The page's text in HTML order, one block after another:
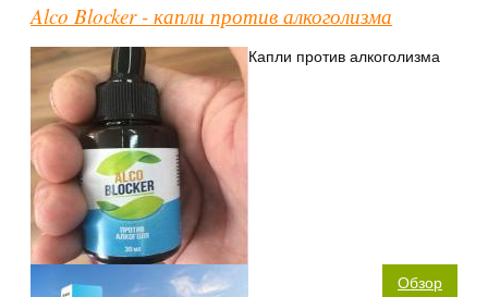
Alco Blocker - капли против алкоголизма
Капли против алкоголизма
Обзор